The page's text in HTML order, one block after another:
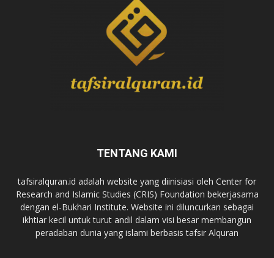
TENTANG KAMI
tafsiralquran.id adalah website yang diinisiasi oleh Center for
Research and Islamic Studies (CRIS) Foundation bekerjasama
dengan el-Bukhari Institute. Website ini diluncurkan sebagai
ikhtiar kecil untuk turut andil dalam visi besar membangun
peradaban dunia yang islami berbasis tafsir Alquran